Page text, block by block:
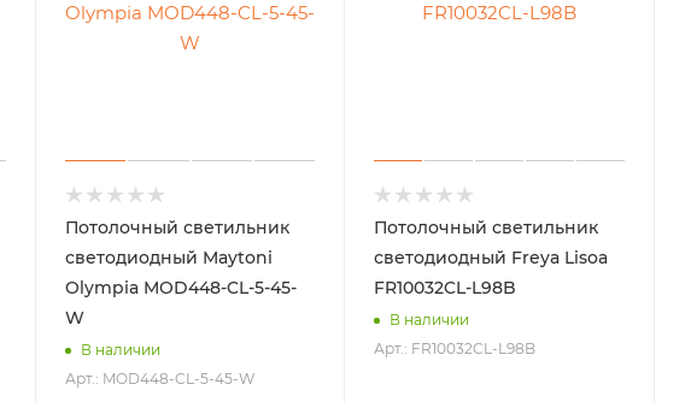
Потолочный светильник
светодиодный Maytoni
Olympia MOD448-CL-5-45-
W
В наличии
Арт.: MOD448-CL-5-45-W
Потолочный светильник
светодиодный Freya Lisoa
FR10032CL-L98B
В наличии
Арт.: FR10032CL-L98B